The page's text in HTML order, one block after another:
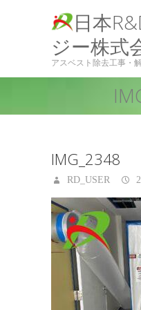
日本
ジー株式
アスベスト除去工事・
IMG_2348
RD_USER